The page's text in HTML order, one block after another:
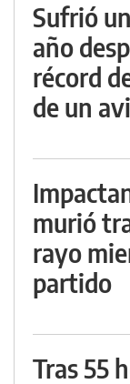
Sufrió
año
récord
de un
murió
rayo
partido
Tras 55